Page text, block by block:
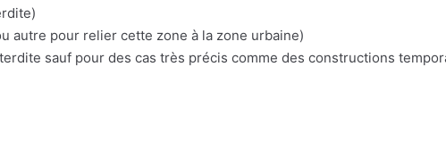
autre pour relier cette zone à la zone urbaine)
sauf pour des cas très précis comme des constructions